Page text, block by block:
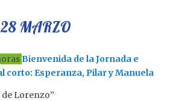
MARZO
Bienvenida de la Jornada e
corto: Esperanza, Pilar y Manuela
de Lorenzo”